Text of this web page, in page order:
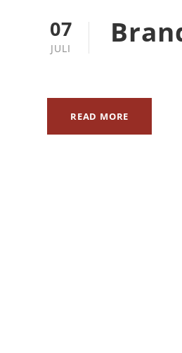
07
JULI
READ MORE